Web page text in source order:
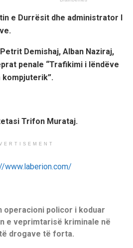
e Durrësit dhe administrator I
Demishaj, Alban Naziraj,
penale “Trafikimi i lëndëve
kompjuterik”.
Trifon Murataj.
operacioni policor i koduar
e veprimtarisë kriminale në
drogave të forta.